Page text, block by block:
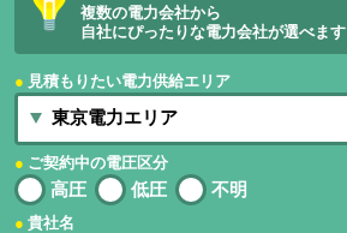
複数の電力会社から
自社にぴったりな電力会社が選べます
見積もりたい電力供給エリア
ご契約中の電圧区分
高圧 低圧 不明
貴社名